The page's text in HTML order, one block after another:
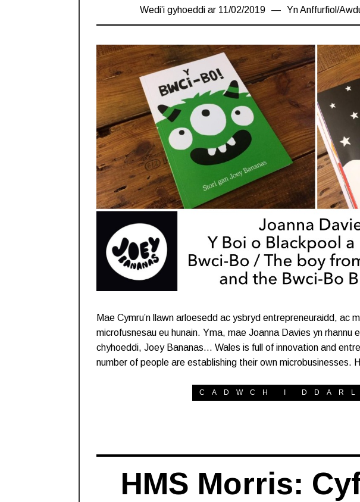
Wedi’i gyhoeddi ar 11/02/2019 17/03/2019
YnAnffurfiol/
Mae Cymru’n llawn arloesedd ac ysbryd entrepreneuraidd, ac
microfusnesau eu hunain. Yma, mae Joanna Davies yn rhannu
chyhoeddi, Joey Bananas… Wales is full of innovation and
number of people are establishing their own microbusinesses.
CADWCH I
HMS Morris: